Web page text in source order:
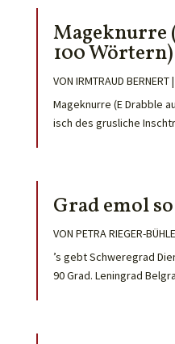
Mageknurre
100 Wörtern)
VON IRMTRAUD BERNERT|
Mageknurre (E Drabble
isch des grusliche
Grad emol
VON PETRA RIEGER-
’s gebt Schweregrad
90 Grad. Leningrad